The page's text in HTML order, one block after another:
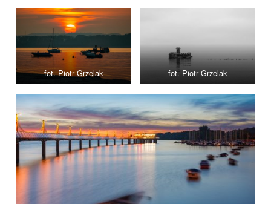
fot. Piotr Grzelak fot. Piotr Grzelak